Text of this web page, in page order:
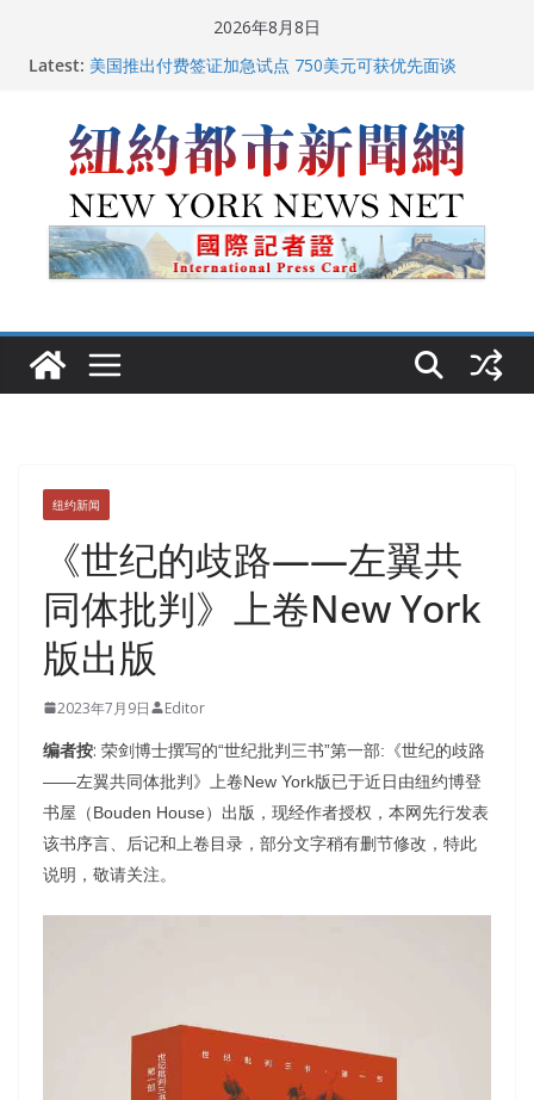
2026年8月8日
Latest:
中国驻美国大使谢锋邀请美国老教师罗纳德·萨科尔斯基
再次访华
美国最高法院维持“出生公民权” : 出生在美国就是美国
人！
FBI联合纽约警方突袭多名警界高层住所 涉纽约警察局腐
败刑事调查
纽约新闻
《世纪的歧路——左翼共
同体批判》上卷New York
版出版
2023年7月9日 Editor
编者按: 荣剑博士撰写的“世纪批判三书”第一部:《世纪的歧路
——左翼共同体批判》上卷New York版已于近日由纽约博登
书屋（Bouden House）出版，现经作者授权，本网先行发表
该书序言、后记和上卷目录，部分文字稍有删节修改，特此
说明，敬请关注。